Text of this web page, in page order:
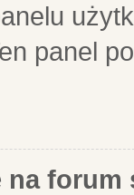
panel
forum